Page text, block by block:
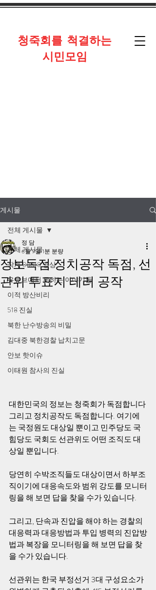
​청죽회를 척결하는
시민모임
게시물
전체 게시물
작계 80518 영상
유튜브에서 못하는 이야기들
이적 방산비리
518 진실
북한 난수방송의 비밀
김대중 북한경찰 납치고문
안보 핫이슈
이태원 참사의 진실
전체 게시물
정보독점 정치공작 독점, 선
관위 투표지 테러 공작
정 담
6월 7일1분 분량
대한민국의 정보는 청죽회가 독점합니다
그리고 정치공작도 독점합니다. 여기에
는 국정원도 대상일 뿐이고 민주당도 국
힘당도 국회도 선관위도 어떤 조직도 대
상일 뿐입니다.
당연히 수박조직들도 대상이면서 하부조
직이기에 대응속도와 범위 강도를 모니터
링을 해 보면 답을 찾을 수가 있습니다.
그리고, 단속과 진압을 해야 하는 경찰의
대응력과 대응방법과 투입 병력의 진압방
법과 복장을 모니터링을 해 보면 답을 찾
을 수가 있습니다.
선관위는 한국 부정선거 3대 구성요소가